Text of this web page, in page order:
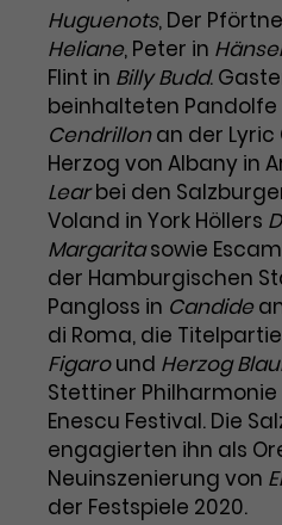
Benutzer*in
und es wird
geschützten
Name cookie_optin
Anbieter TYPO3
Laufzeit 1 Monat
Zweck
Enthält die
Optin-
Laufzeit 2 Jahre
Zweck
Dieses
Analytics
wird
und die
den
verfolgen. Die
eine
um Besuche
Name _gid
Marketing
Diese Gruppe beinhaltet
ermöglichen die Leistung
Werbekampagnen zu
Conversions zu messen.
uns dabei
die Interessen unserer
Name
_gcl_au
Anbieter Google Ads
Laufzeit 3 Monate
Zweck
Wird von
die Effizienz
messen und
speichern.
Google-
Website
Cookie-Informationen
Huguenots, Der
Heliane, Peter in
Flint in Billy Budd.
beinhalteten Pandolfe
Cendrillonan der Lyric
Herzog von Albany in
Learbei den
Voland in York Höllers
Margaritasowie
der Hamburgischen
Pangloss in Candide
di Roma, die
Figaround Herzog
Stettiner
Enescu Festival. Die
engagierten ihn als
Neuinszenierung von
der Festspiele 2020.